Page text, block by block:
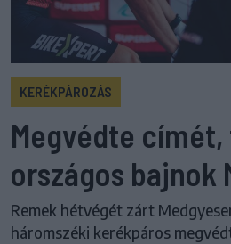
KERÉKPÁROZÁS
Megvédte
országos bajnok
Remek hétvégét zárt
háromszéki kerékpáros